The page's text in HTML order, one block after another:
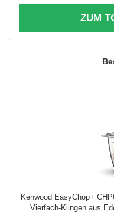
ZUM
Kenwood EasyChop+
Vierfach-Klingen aus